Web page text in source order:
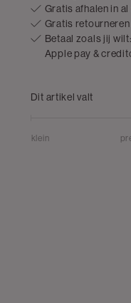
Gratis afhalen in
Gratis retourneren
Betaal zoals jij
Apple pay &
Dit artikel valt
klein